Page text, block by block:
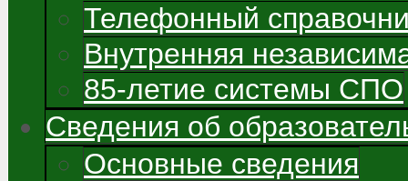
Телефонный
Внутренняя
85-летие системы СПО
Сведения об
Основные сведения